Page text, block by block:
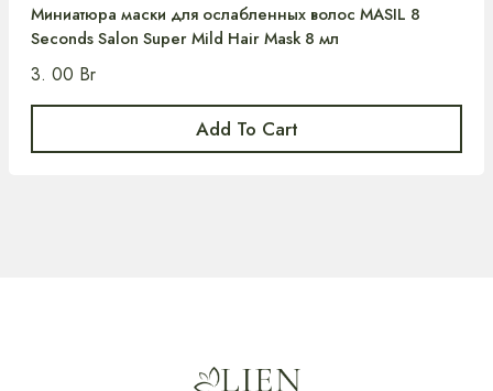
Миниатюра маски для ослабленных волос MASIL 8
Seconds Salon Super Mild Hair Mask 8 мл
3. 00 Br
Add To Cart